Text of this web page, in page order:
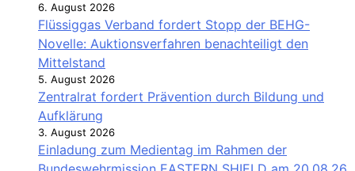
6. August 2026
Flüssiggas Verband fordert Stopp der BEHG-
Novelle: Auktionsverfahren benachteiligt den
Mittelstand
5. August 2026
Zentralrat fordert Prävention durch Bildung und
Aufklärung
3. August 2026
Einladung zum Medientag im Rahmen der